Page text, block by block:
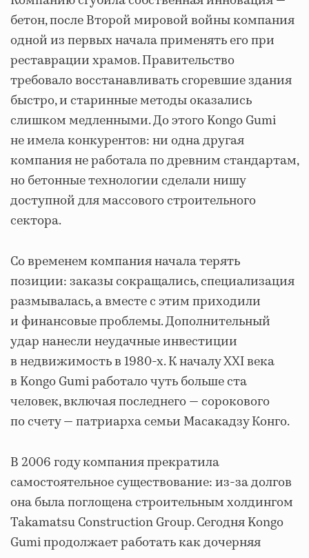
бетон, после Второй мировой войны компания
одной из первых начала применять его при
реставрации храмов. Правительство
требовало восстанавливать сгоревшие здания
быстро, и старинные методы оказались
слишком медленными. До этого Kongo Gumi
не имела конкурентов: ни одна другая
компания не работала по древним стандартам,
но бетонные технологии сделали нишу
доступной для массового строительного
сектора.
Со временем компания начала терять
позиции: заказы сокращались, специализация
размывалась, а вместе с этим приходили
и финансовые проблемы. Дополнительный
удар нанесли неудачные инвестиции
в недвижимость в 1980-х. К началу XXI века
в Kongo Gumi работало чуть больше ста
человек, включая последнего — сорокового
по счету — патриарха семьи Масакадзу Конго.
В 2006 году компания прекратила
самостоятельное существование: из-за долгов
она была поглощена строительным холдингом
Takamatsu Construction Group. Сегодня Kongo
Gumi продолжает работать как дочерняя